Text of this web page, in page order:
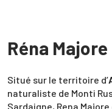
Réna Majore
Situé sur le territoire d’
naturaliste de Monti
Sardaigne, Rena